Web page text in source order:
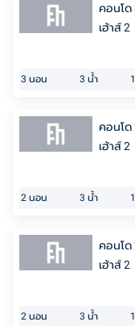
คอนโด
เฮ้าส์ 2
3 นอน 3 น้ำ
คอนโด
เฮ้าส์ 2
2 นอน 3 น้ำ
คอนโด
เฮ้าส์ 2
2 นอน 3 น้ำ